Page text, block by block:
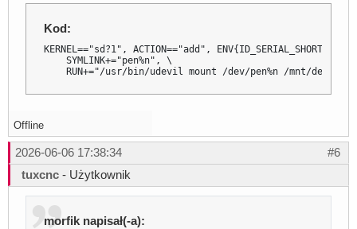
Kod:
KERNEL=="sd?1", ACTION=="add",
    SYMLINK+="pen%n", \
    RUN+="/usr/bin/udevil mount /dev/pen%n /mnt/debian"
Offline
#6
2026-06-06 17:38:34
tuxcnc - Użytkownik
morfik napisał(-a):